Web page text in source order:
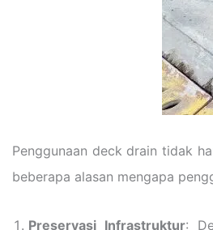
Penggunaan deck drain tidak
beberapa alasan mengapa
Preservasi Infrastruktur: